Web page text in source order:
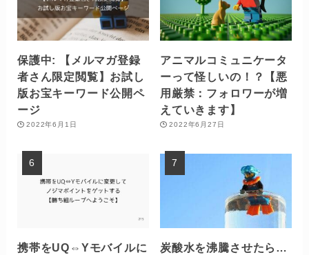
保護中: 【メルマガ登録
者さん限定閲覧】お試し
版お宝キーワード公開ペ
ージ
2022年6月1日
アニマルコミュニケータ
ーって怪しいの！？【悪
用厳禁：フォロワーが増
えていきます】
2022年6月27日
携帯をUQ⇔Yモバイルに
炭酸水を沸騰させたら…